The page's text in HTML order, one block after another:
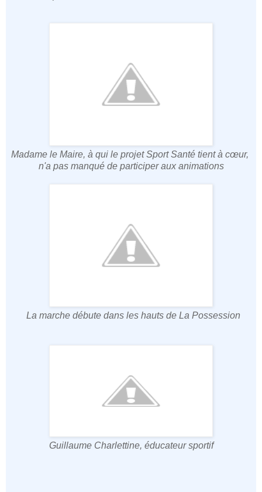
Madame le Maire, à qui le projet Sport Santé tient à cœur,
n'a pas manqué de participer aux animations
La marche débute dans les hauts de La Possession
Guillaume Charlettine, éducateur sportif